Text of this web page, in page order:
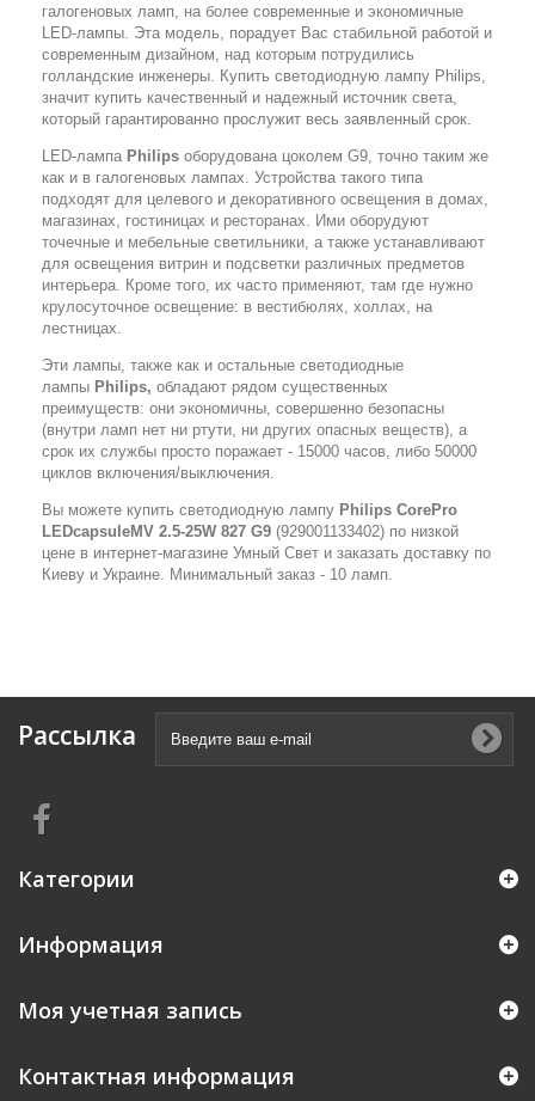
галогеновых ламп, на более современные и экономичные
LED-лампы. Эта модель, порадует Вас стабильной работой и
современным дизайном, над которым потрудились
голландские инженеры. Купить светодиодную лампу Philips,
значит купить качественный и надежный источник света,
который гарантированно прослужит весь заявленный срок.
LED-лампа Philips оборудована цоколем G9, точно таким же
как и в галогеновых лампах. Устройства такого типа
подходят для целевого и декоративного освещения в домах,
магазинах, гостиницах и ресторанах. Ими оборудуют
точечные и мебельные светильники, а также устанавливают
для освещения витрин и подсветки различных предметов
интерьера. Кроме того, их часто применяют, там где нужно
крулосуточное освещение: в вестибюлях, холлах, на
лестницах.
Эти лампы, также как и остальные светодиодные
лампы Philips, обладают рядом существенных
преимуществ: они экономичны, совершенно безопасны
(внутри ламп нет ни ртути, ни других опасных веществ), а
срок их службы просто поражает - 15000 часов, либо 50000
циклов включения/выключения.
Вы можете купить светодиодную лампу Philips CorePro
LEDcapsuleMV 2.5-25W 827 G9 (929001133402) по низкой
цене в интернет-магазине Умный Свет и заказать доставку по
Киеву и Украине. Минимальный заказ - 10 ламп.
Рассылка
Категории
Информация
Моя учетная запись
Контактная информация